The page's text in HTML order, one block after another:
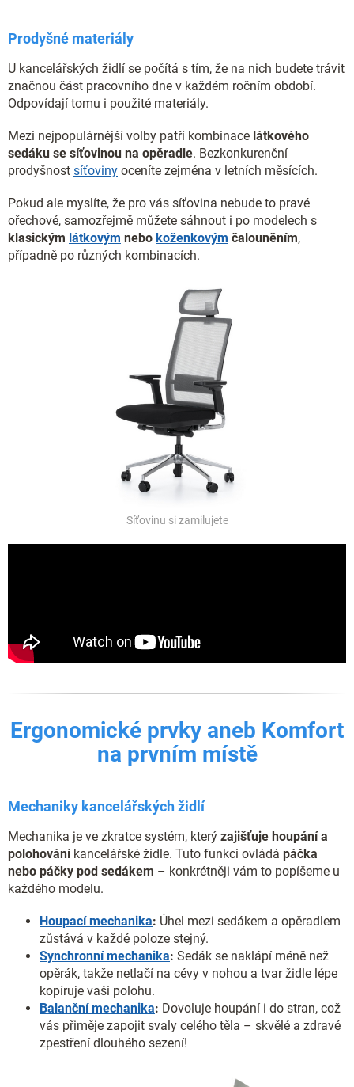
Prodyšné materiály
U kancelářských židlí se počítá s tím, že na nich budete trávit
značnou část pracovního dne v každém ročním období.
Odpovídají tomu i použité materiály.
Mezi nejpopulárnější volby patří kombinace látkového
sedáku se síťovinou na opěradle. Bezkonkurenční
prodyšnost síťoviny oceníte zejména v letních měsících.
Pokud ale myslíte, že pro vás síťovina nebude to pravé
ořechové, samozřejmě můžete sáhnout i po modelech s
klasickým látkovým nebo koženkovým čalouněním,
případně po různých kombinacích.
Síťovinu si zamilujete
Ergonomické prvky aneb Komfort
na prvním místě
Mechaniky kancelářských židlí
Mechanika je ve zkratce systém, který zajišťuje houpání a
polohováníkancelářské židle. Tuto funkci ovládá páčka
nebo páčky pod sedákem – konkrétněji vám to popíšeme u
každého modelu.
Houpací mechanika: Úhel mezi sedákem a opěradlem
zůstává v každé poloze stejný.
Synchronní mechanika: Sedák se naklápí méně než
opěrák, takže netlačí na cévy v nohou a tvar židle lépe
kopíruje vaši polohu.
Balanční mechanika: Dovoluje houpání i do stran, což
vás přiměje zapojit svaly celého těla – skvělé a zdravé
zpestření dlouhého sezení!